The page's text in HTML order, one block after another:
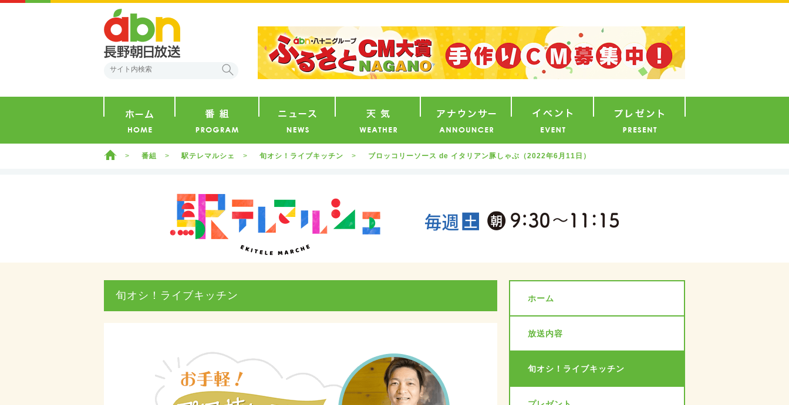
ホーム 番組 駅テレマルシェ 旬オシ！ライブキッチン ブロッコリーソース de イタリアン豚しゃぶ（2022年6月11日）
旬オシ！ライブキッチン ホーム
放送内容
旬オシ！ライブキッチン